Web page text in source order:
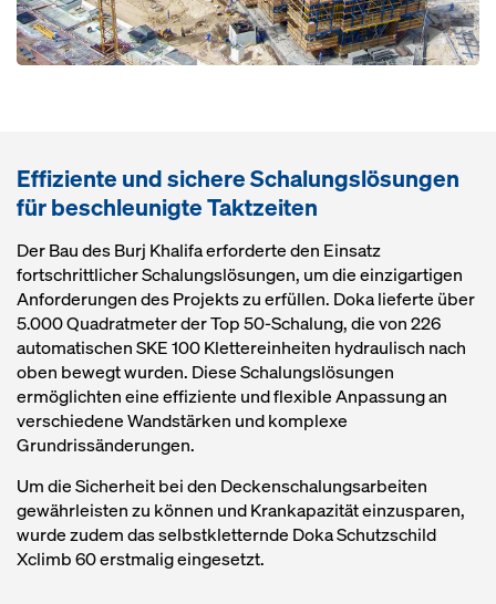
Effiziente und sichere Schalungslösungen
für beschleunigte Taktzeiten
Der Bau des Burj Khalifa erforderte den Einsatz
fortschrittlicher Schalungslösungen, um die einzigartigen
Anforderungen des Projekts zu erfüllen. Doka lieferte über
5.000 Quadratmeter der Top 50-Schalung, die von 226
automatischen SKE 100 Klettereinheiten hydraulisch nach
oben bewegt wurden. Diese Schalungslösungen
ermöglichten eine effiziente und flexible Anpassung an
verschiedene Wandstärken und komplexe
Grundrissänderungen.
Um die Sicherheit bei den Deckenschalungsarbeiten
gewährleisten zu können und Krankapazität einzusparen,
wurde zudem das selbstkletternde Doka Schutzschild
Xclimb 60 erstmalig eingesetzt.